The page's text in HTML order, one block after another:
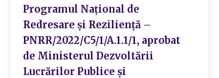
Programul Național de
Redresare și Reziliență –
PNRR/2022/C5/1/A.1.1/1, aprobat
de Ministerul Dezvoltării
Lucrărilor Publice și